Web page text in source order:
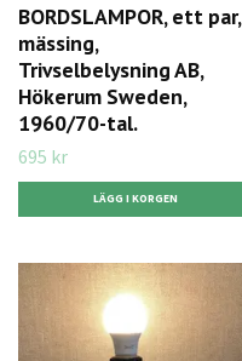
BORDSLAMPOR, ett par,
mässing,
Trivselbelysning AB,
Hökerum Sweden,
1960/70-tal.
695 kr